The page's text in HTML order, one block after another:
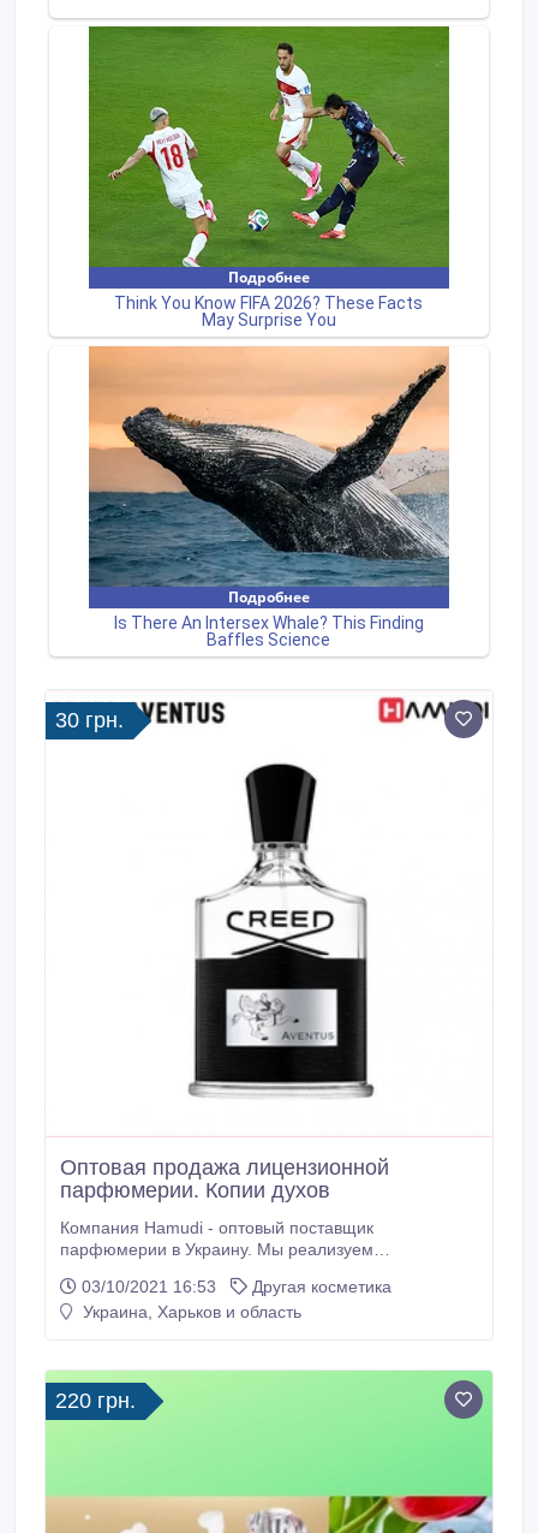
30 грн.
Оптовая продажа лицензионной
парфюмерии. Копии духов
Компания Hamudi - оптовый поставщик
парфюмерии в Украину. Мы реализуем
идентичную opигинaлy! Всегда в наличии широкий
ассортимент духов и туалетной воды, более 2000
от 1$).
03/10/2021 16:53
Другая косметика
Украина, Харьков и область
220 грн.